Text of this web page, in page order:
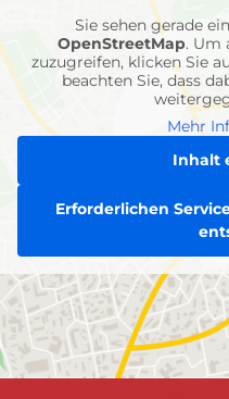
Sie sehen gerade
OpenStreetMap. Um
zuzugreifen, klicken Sie
beachten Sie, dass
Mehr
Inhalt
Erforderlichen